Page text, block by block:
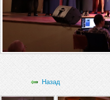
Назад